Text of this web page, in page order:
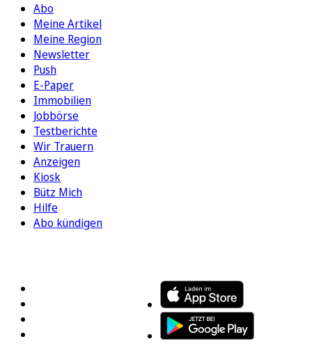
Abo
Meine Artikel
Meine Region
Newsletter
Push
E-Paper
Immobilien
Jobbörse
Testberichte
Wir Trauern
Anzeigen
Kiosk
Bütz Mich
Hilfe
Abo kündigen